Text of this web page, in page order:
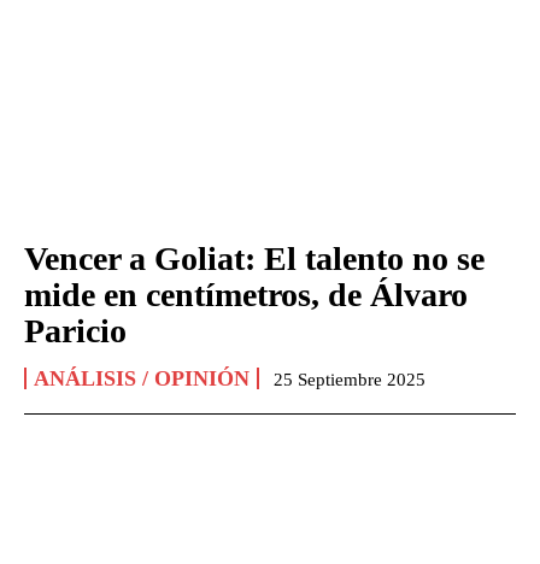
Vencer a Goliat: El talento no se
mide en centímetros, de Álvaro
Paricio
ANÁLISIS / OPINIÓN 25 Septiembre 2025